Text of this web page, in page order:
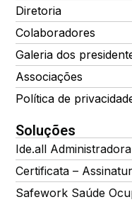
Diretoria
Colaboradores
Galeria dos
Associações
Política de
Soluções
Ide.all
Certificata –
Safework Saúde